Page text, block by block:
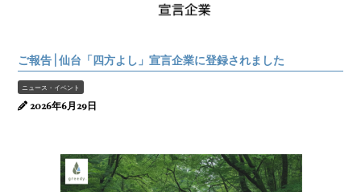
ご報告 | 仙台「四方よし」宣言企業に登録されました
ニュース・イベント
2026年6月29日